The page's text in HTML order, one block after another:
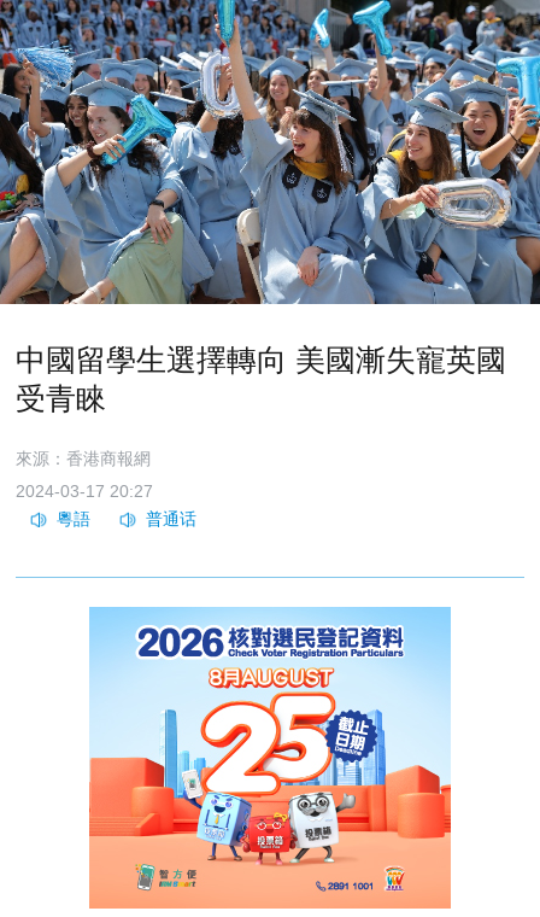
中國留學生選擇轉向 美國漸失寵英國
受青睞
來源：香港商報網
2024-03-17 20:27